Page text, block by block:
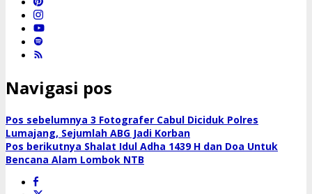
Navigasi pos
Pos sebelumnya 3 Fotografer Cabul Diciduk Polres
Lumajang, Sejumlah ABG Jadi Korban
Pos berikutnya Shalat Idul Adha 1439 H dan Doa Untuk
Bencana Alam Lombok NTB